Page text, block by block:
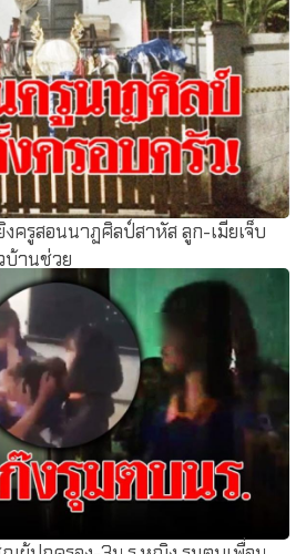
ครูสอนนาฏศิลป์สาหัส ลูก-เมียเจ็บ
บ้านช่วย